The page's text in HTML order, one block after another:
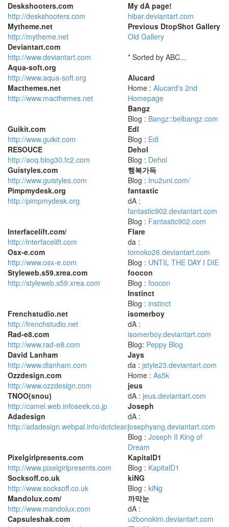
Deskshooters.com
http://deskshooters.com
Mytheme.net
http://mytheme.net
Deviantart.com
http://www.deviantart.com
Aqua-soft.org
http://www.aqua-soft.org
Macthemes.net
http://www.macthemes.net
Guikit.com
http://www.guikit.com
RESOUCE
http://aoq.blog30.fc2.com
Guistyles.com
http://www.guistyles.com
Pimpmydesk.org
http://pimpmydesk.org
Interfacelift.com/
http://interfacelift.com
Osx-e.com
http://www.osx-e.com
Styleweb.s59.xrea.com
http://styleweb.s59.xrea.com
Frenchstudio.net
http://frenchstudio.net
Rad-e8.com
http://www.rad-e8.com
David Lanham
http://www.dlanham.com
Ozzdesign.com
http://www.ozzdesign.com
TNOO(snou)
http://camel.web.infoseek.co.jp
Adadesign
http://adadesign.webpal.info/dotclear/
Pixelgirlpresents.com
http://www.pixelgirlpresents.com
Socksoff.co.uk
http://www.socksoff.co.uk
Mandolux.com/
http://www.mandolux.com
Capsuleshak.com
My dA page!
hibar.deviantart.com
Previous DtopShot Gallery
Old Gallery
* Sorted by ABC...
Alucard
Home : Alucard's 2nd
Homepage
Bangz
Blog : Bangz::belbangz.com
Edl
Blog : Edl
Dehol
Blog : Dehol
행복가득
Blog : Inu2uni.com/
fantastic
dA :
fantastic902.deviantart.com
Blog : Fantastic902.com
Flare
da :
tomoko26.deviantart.com
Blog : UNTIL THE DAY I DIE
foocon
Blog : foocon
Instinct
Blog : instinct
isomerboy
dA :
isomerboy.deviantart.com
Blog: Peppy Blog
Jays
da : jstyle23.deviantart.com
Home : As5k
jeus
dA : jeus.deviantart.com
Joseph
dA :
josephyang.deviantart.com
Blog : Joseph II King of
Dream
KapitalD1
Blog : KapitalD1
kiNG
Blog : kiNg
까막눈
dA :
u2bonokim.deviantart.com